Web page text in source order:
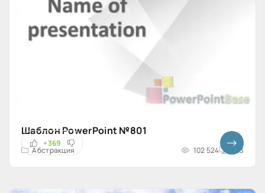
Шаблон PowerPoint №801
Абстракция 102 524 4x3
+369